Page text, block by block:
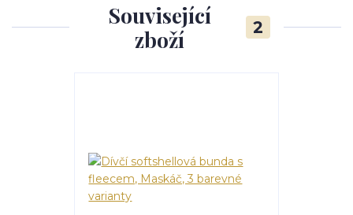
Související
zboží
2